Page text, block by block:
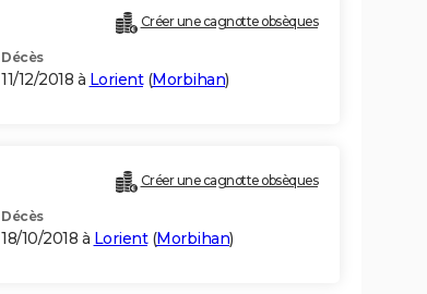
Créer une cagnotte obsèques
Décès
11/12/2018 à Lorient(Morbihan)
Créer une cagnotte obsèques
Décès
18/10/2018 à Lorient(Morbihan)